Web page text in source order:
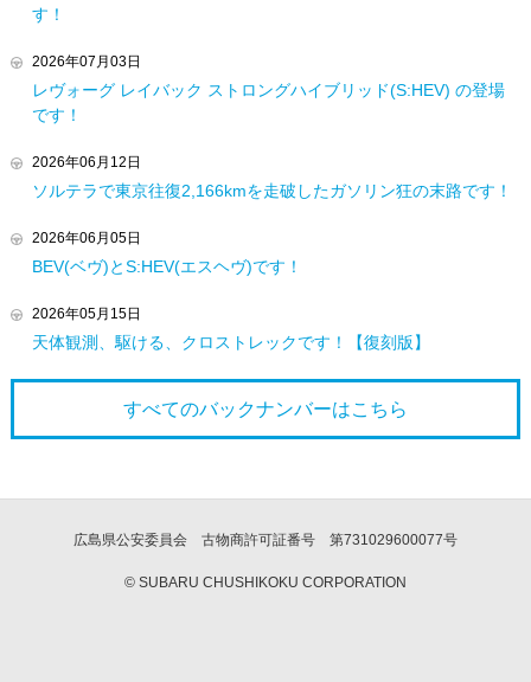
す！
2026年07月03日
レヴォーグ レイバック ストロングハイブリッド(S:HEV) の登場
です！
2026年06月12日
ソルテラで東京往復2,166kmを走破したガソリン狂の末路です！
2026年06月05日
BEV(ベヴ)とS:HEV(エスヘヴ)です！
2026年05月15日
天体観測、駆ける、クロストレックです！【復刻版】
すべてのバックナンバーはこちら
広島県公安委員会 古物商許可証番号 第731029600077号
© SUBARU CHUSHIKOKU CORPORATION